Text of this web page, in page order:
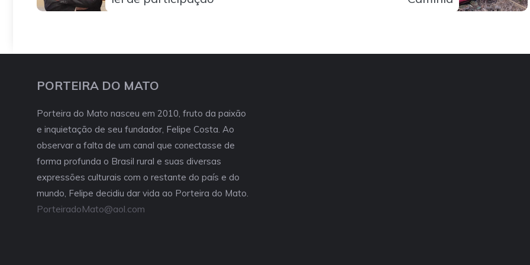
PORTEIRA DO MATO
Porteira do Mato nasceu em 2010, fruto da paixão
e inquietação de seu fundador, Felipe Costa. Ao
observar a falta de um canal que conectasse de
forma profunda o Brasil rural e suas diversas
expressões culturais com o restante do país e do
mundo, Felipe decidiu dar vida ao Porteira do Mato.
PorteiradoMato@aol.com